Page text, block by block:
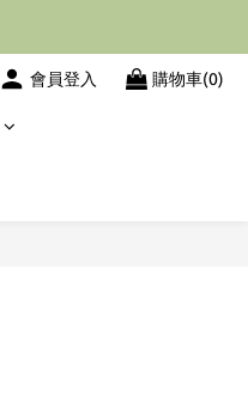
會員登入 購物車(0)